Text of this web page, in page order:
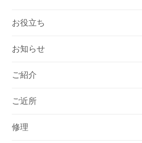
お役立ち
お知らせ
ご紹介
ご近所
修理